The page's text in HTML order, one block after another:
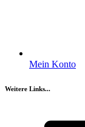
Mein Konto
Weitere Links...